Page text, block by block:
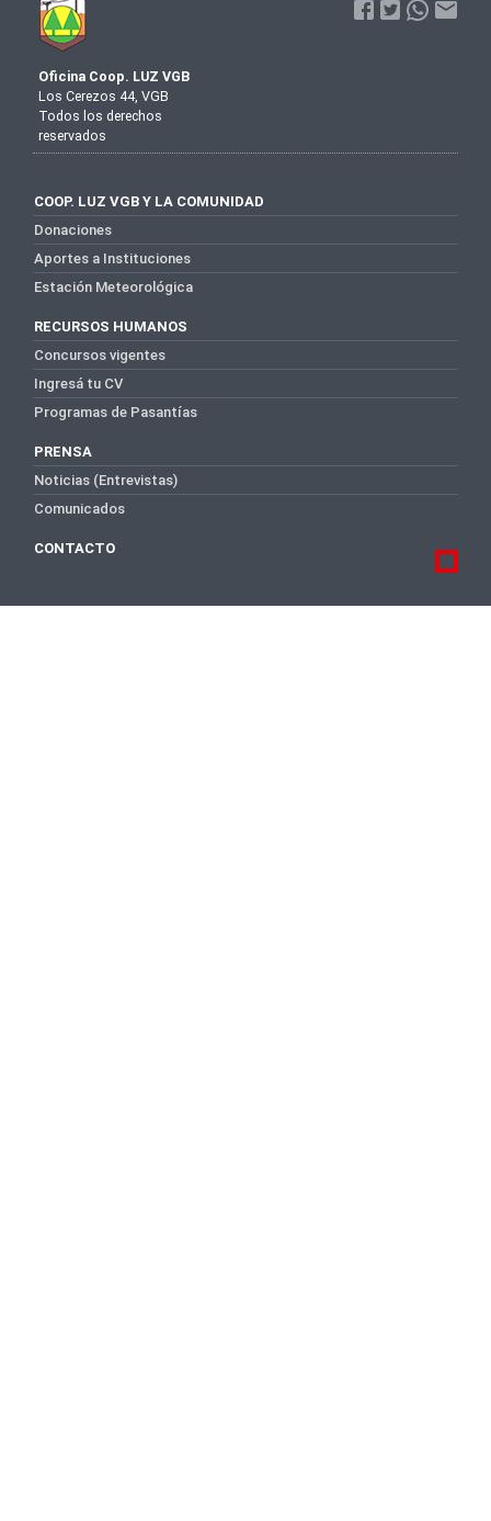
Oficina Coop. LUZ VGB
Los Cerezos 44, VGB
Todos los derechos
reservados
COOP. LUZ VGB Y LA COMUNIDAD
Donaciones
Aportes a Instituciones
Estación Meteorológica
RECURSOS HUMANOS
Concursos vigentes
Ingresá tu CV
Programas de Pasantías
PRENSA
Noticias (Entrevistas)
Comunicados
CONTACTO